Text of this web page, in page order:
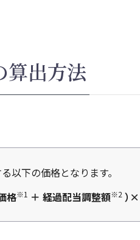
算出方法
以下の価格となります。
格※1 ＋ 経過配当調整額※2 ）